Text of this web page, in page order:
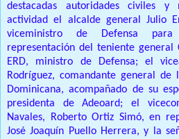
destacadas autoridades civiles y
actividad el alcalde general Julio
viceministro de Defensa
representación del teniente general
ERD, ministro de Defensa;el
Rodríguez, comandante general
Dominicana, acompañado de su
presidenta de Adeoard;el
Navales, Roberto Ortiz Simó, en
José Joaquín Puello Herrera, y la